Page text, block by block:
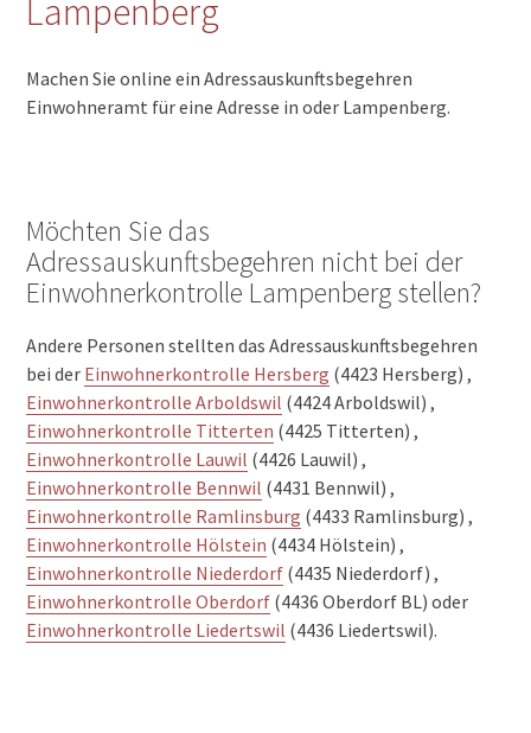
Lampenberg
Machen Sie online ein Adressauskunftsbegehren
Einwohneramt für eine Adresse in oder Lampenberg.
Möchten Sie das
Adressauskunftsbegehren nicht bei der
Einwohnerkontrolle Lampenberg stellen?
Andere Personen stellten das Adressauskunftsbegehren
bei der Einwohnerkontrolle Hersberg (4423 Hersberg) ,
Einwohnerkontrolle Arboldswil (4424 Arboldswil) ,
Einwohnerkontrolle Titterten (4425 Titterten) ,
Einwohnerkontrolle Lauwil (4426 Lauwil) ,
Einwohnerkontrolle Bennwil (4431 Bennwil) ,
Einwohnerkontrolle Ramlinsburg (4433 Ramlinsburg) ,
Einwohnerkontrolle Hölstein (4434 Hölstein) ,
Einwohnerkontrolle Niederdorf (4435 Niederdorf) ,
Einwohnerkontrolle Oberdorf (4436 Oberdorf BL) oder
Einwohnerkontrolle Liedertswil (4436 Liedertswil).